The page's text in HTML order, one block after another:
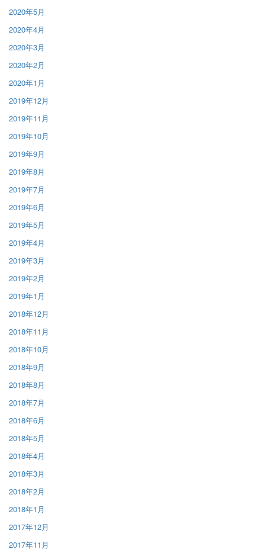
2020年5月
2020年4月
2020年3月
2020年2月
2020年1月
2019年12月
2019年11月
2019年10月
2019年9月
2019年8月
2019年7月
2019年6月
2019年5月
2019年4月
2019年3月
2019年2月
2019年1月
2018年12月
2018年11月
2018年10月
2018年9月
2018年8月
2018年7月
2018年6月
2018年5月
2018年4月
2018年3月
2018年2月
2018年1月
2017年12月
2017年11月